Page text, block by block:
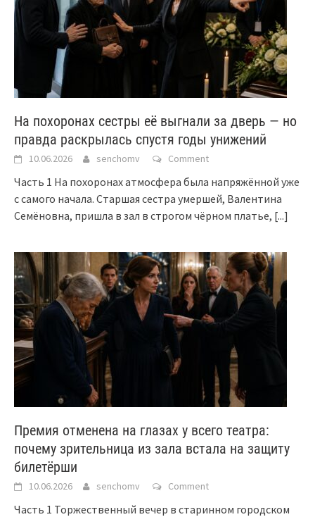
На похоронах сестры её выгнали за дверь — но
правда раскрылась спустя годы унижений
10.06.2026 senchomv Comment
Часть 1 На похоронах атмосфера была напряжённой уже
с самого начала. Старшая сестра умершей, Валентина
Семёновна, пришла в зал в строгом чёрном платье, [...]
Премия отменена на глазах у всего театра:
почему зрительница из зала встала на защиту
билетёрши
10.06.2026 senchomv Comment
Часть 1 Торжественный вечер в старинном городском